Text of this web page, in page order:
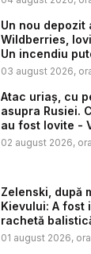
Un nou depozit
Wildberries,
Un incendiu
regiu...
03 august 2026,
Atac uriaș, cu
asupra Rusiei.
au fost lovite -
02 august 2026,
Zelenski, după
Kievului: A fost
rachetă
01 august 2026, ora